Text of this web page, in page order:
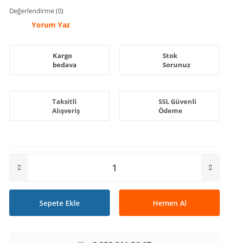
Değerlendirme (0)
Yorum Yaz
Kargo
bedava
Stok
Sorunuz
Taksitli
Alışveriş
SSL Güvenli
Ödeme
Sepete Ekle Hemen Al